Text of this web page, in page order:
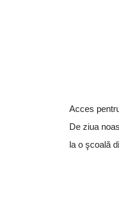
Acces
De ziua
la o şcoală